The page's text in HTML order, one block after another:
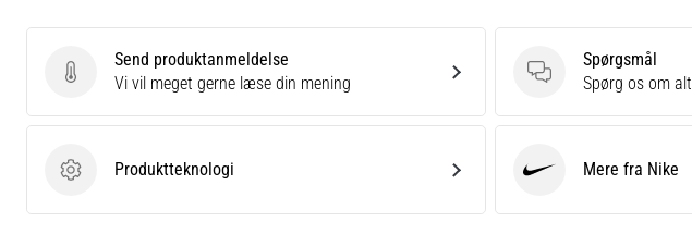
Send produktanmeldelse
Send produktanmeldelse
Vi vil meget gerne læse din mening
Spørgsmål
Spørgsmål
Spørg os om alt
Produktteknologi
Produktteknologi Mere fra Nike